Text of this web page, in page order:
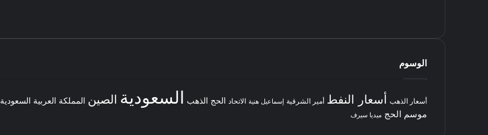
الوسوم
أسعار الذهب أسعار النفط أمير الشرقية إسماعيل هنية الاتحاد الحج الذهب السعودية الصين المملكة العربية السعودية
موسم الحج ميديا سيرف